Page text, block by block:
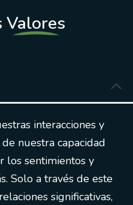
Valores
interacciones y
nuestra capacidad
los sentimientos y
Solo a través de este
significativas,